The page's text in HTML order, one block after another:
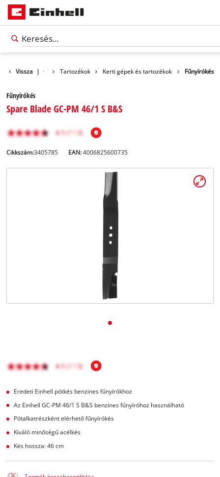
Vissza | Tartozékok Kerti gépek és tartozékok Fűnyírókés
Fűnyírókés
Spare Blade GC-PM 46/1 S B&S
Cikkszám:3405785 EAN:4006825600735
Eredeti Einhell pótkés benzines fűnyírókhoz
Az Einhell GC-PM 46/1 S B&S benzines fűnyíróhoz használható
Pótalkatrészként elérhető fűnyírókés
Kiváló minőségű acélkés
Kés hossza: 46 cm